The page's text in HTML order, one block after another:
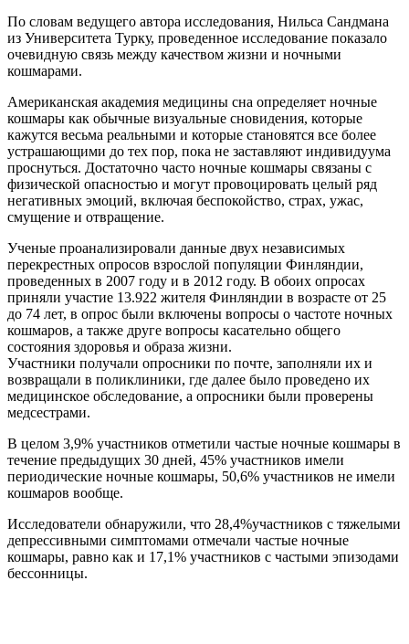
По словам ведущего автора исследования, Нильса Сандмана
из Университета Турку, проведенное исследование показало
очевидную связь между качеством жизни и ночными
кошмарами.
Американская академия медицины сна определяет ночные
кошмары как обычные визуальные сновидения, которые
кажутся весьма реальными и которые становятся все более
устрашающими до тех пор, пока не заставляют индивидуума
проснуться. Достаточно часто ночные кошмары связаны с
физической опасностью и могут провоцировать целый ряд
негативных эмоций, включая беспокойство, страх, ужас,
смущение и отвращение.
Ученые проанализировали данные двух независимых
перекрестных опросов взрослой популяции Финляндии,
проведенных в 2007 году и в 2012 году. В обоих опросах
приняли участие 13.922 жителя Финляндии в возрасте от 25
до 74 лет, в опрос были включены вопросы о частоте ночных
кошмаров, а также друге вопросы касательно общего
состояния здоровья и образа жизни.
Участники получали опросники по почте, заполняли их и
возвращали в поликлиники, где далее было проведено их
медицинское обследование, а опросники были проверены
медсестрами.
В целом 3,9% участников отметили частые ночные кошмары в
течение предыдущих 30 дней, 45% участников имели
периодические ночные кошмары, 50,6% участников не имели
кошмаров вообще.
Исследователи обнаружили, что 28,4%участников с тяжелыми
депрессивными симптомами отмечали частые ночные
кошмары, равно как и 17,1% участников с частыми эпизодами
бессонницы.